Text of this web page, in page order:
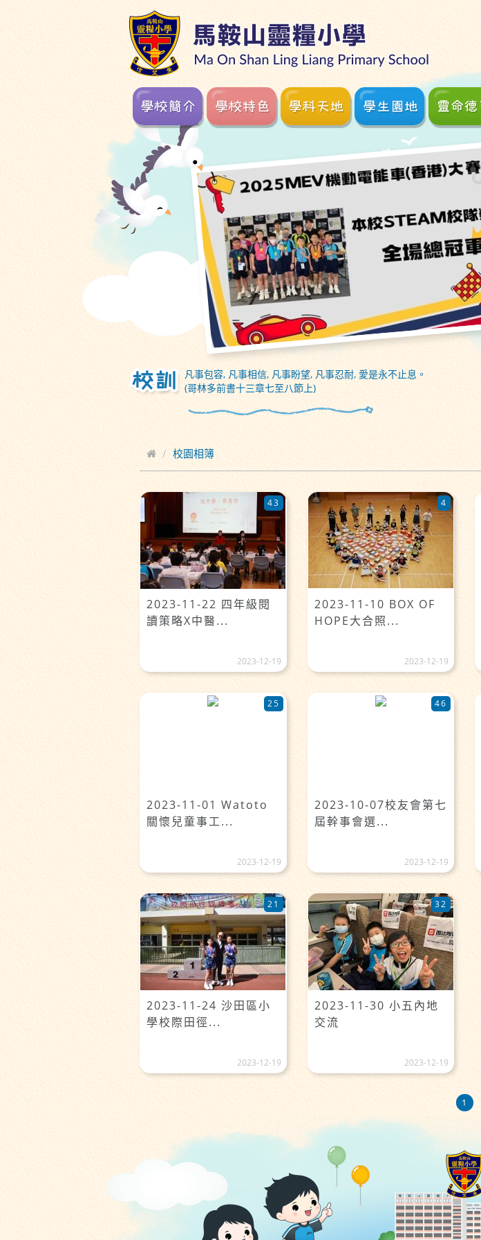
凡事包容, 凡事相信, 凡事盼望, 凡事忍耐, 愛是永不止息。
(哥林多前書十三章七至八節上)
校園相簿
2023-11-22 四年級閱
讀策略X中醫...
43
2023-12-19
2023-11-10 BOX OF
HOPE大合照...
4
2023-12-19
2023-11-01 Watoto
關懷兒童事工...
25
2023-12-19
2023-10-07校友會第七
屆幹事會選...
46
2023-12-19
2023-11-24 沙田區小
學校際田徑...
21
2023-12-19
2023-11-30 小五內地
交流
32
2023-12-19
1